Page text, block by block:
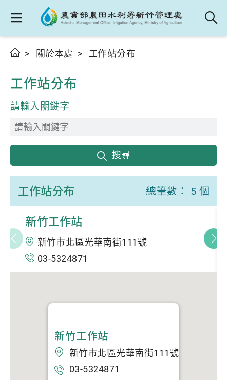
關於本處 工作站分布
工作站分布
請輸入關鍵字
搜尋
工作站分布 總筆數： 5 個
新竹工作站
新竹市北區光華南街111號
03-5324871
新竹工作站
新竹市北區光華南街111號
03-5324871